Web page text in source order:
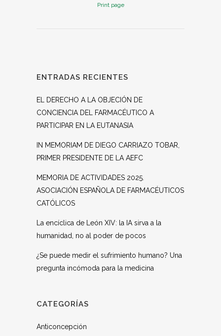
Print page
ENTRADAS RECIENTES
EL DERECHO A LA OBJECIÓN DE
CONCIENCIA DEL FARMACÉUTICO A
PARTICIPAR EN LA EUTANASIA
IN MEMORIAM DE DIEGO CARRIAZO TOBAR,
PRIMER PRESIDENTE DE LA AEFC
MEMORIA DE ACTIVIDADES 2025.
ASOCIACIÓN ESPAÑOLA DE FARMACÉUTICOS
CATÓLICOS
La encíclica de León XIV: la IA sirva a la
humanidad, no al poder de pocos
¿Se puede medir el sufrimiento humano? Una
pregunta incómoda para la medicina
CATEGORÍAS
Anticoncepción